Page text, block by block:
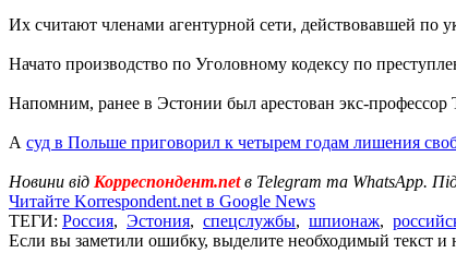
Их считают членами агентурной сети, действовавшей по
Начато производство по Уголовному кодексу по
Напомним, ранее в Эстонии был арестован экс-
А суд в Польше приговорил к четырем годам лишения
Новини від Корреспондент.netв Telegram та WhatsApp.
Читайте Korrespondent.net в Google News
ТЕГИ: Россия, Эстония, спецслужбы, шпионаж,
Если вы заметили ошибку, выделите необходимый текст